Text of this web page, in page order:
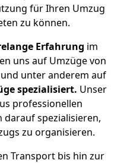
für Ihren Umzug
zu können.
Erfahrung im
uns auf Umzüge von
unter anderem auf
spezialisiert. Unser
professionellen
darauf spezialisieren,
zu organisieren.
Transport bis hin zur